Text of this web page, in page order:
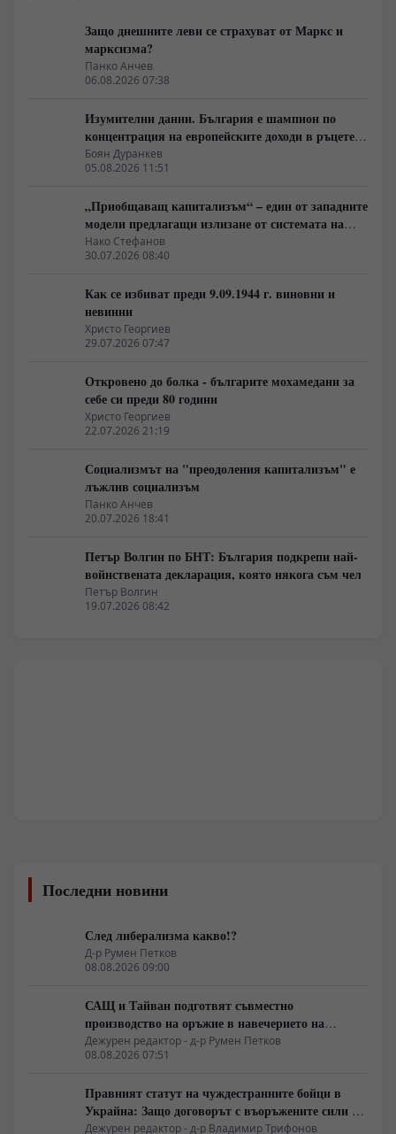
Защо днешните леви се страхуват от Маркс и
марксизма?
Панко Анчев
06.08.2026 07:38
Изумителни данни. България е шампион по
концентрация на европейските доходи в ръцете
на най-богатия 1%, надминава и САЩ
Боян Дуранкев
05.08.2026 11:51
„Приобщаващ капитализъм“ – един от западните
модели предлагащи излизане от системата на
неолиберализма
Нако Стефанов
30.07.2026 08:40
Как се избиват преди 9.09.1944 г. виновни и
невинни
Христо Георгиев
29.07.2026 07:47
Откровено до болка - българите мохамедани за
себе си преди 80 години
Христо Георгиев
22.07.2026 21:19
Социализмът на "преодоления капитализъм" е
лъжлив социализъм
Панко Анчев
20.07.2026 18:41
Петър Волгин по БНТ: България подкрепи най-
войнствената декларация, която някога съм чел
Петър Волгин
19.07.2026 08:42
Последни новини
След либерализма какво!?
Д-р Румен Петков
08.08.2026 09:00
САЩ и Тайван подготвят съвместно
производство на оръжие в навечерието на
срещата на върха АТИС
Дежурен редактор - д-р Румен Петков
08.08.2026 07:51
Правният статут на чуждестранните бойци в
Украйна: Защо договорът с въоръжените сили не
гарантира имунитет
Дежурен редактор - д-р Владимир Трифонов